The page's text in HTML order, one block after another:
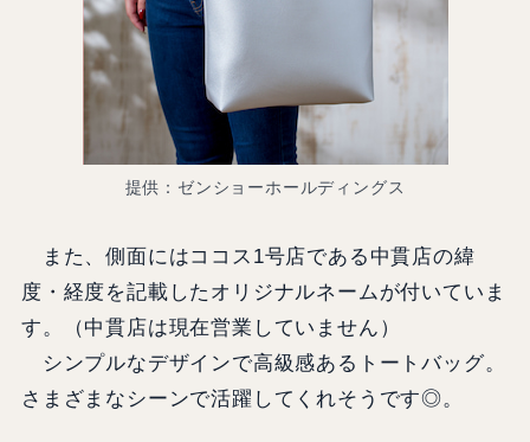
提供：ゼンショーホールディングス
また、側面にはココス1号店である中貫店の緯
度・経度を記載したオリジナルネームが付いていま
す。（中貫店は現在営業していません）
シンプルなデザインで高級感あるトートバッグ。
さまざまなシーンで活躍してくれそうです◎。